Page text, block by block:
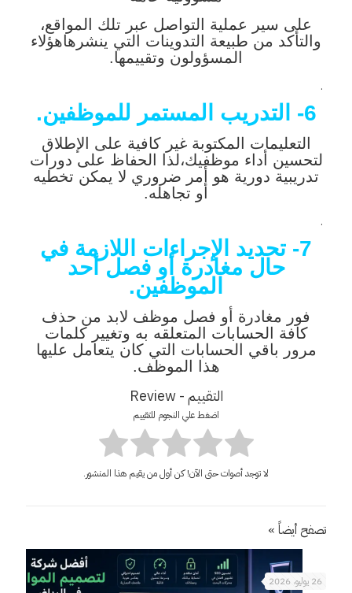
على سير عملية التواصل عبر تلك المواقع،
والتأكد من طبيعة التدوينات التي ينشرهاهؤلاء
المسؤولون وتقييمها.
.
6- التدريب المستمر للموظفين.
التعليمات المكتوبة غير كافية على الإطلاق
لتحسين أداء موظفيك،لذا الحفاظ على دورات
تدريبية دورية هو أمر ضروري لا يمكن تخطيه
أو تجاهله.
.
7- تحديد الإجراءات اللازمة في
حال مغادرة أو فصل أحد
الموظفين.
فور مغادرة أو فصل موظف لابد من حذف
كافة الحسابات المتعلقه به وتغيير كلمات
مرور باقي الحسابات التي كان يتعامل عليها
هذا الموظف.
التقييم - Review
اضغط علي النجوم للتقييم
لا توجد أصوات حتى الآن! كن أول من يقيم هذا المنشور.
تصفح أيضاً »
26 يوليو، 2026